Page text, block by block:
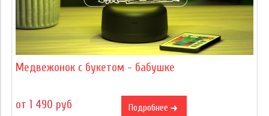
Медвежонок с букетом - бабушке
от 1 490 руб Подробнее